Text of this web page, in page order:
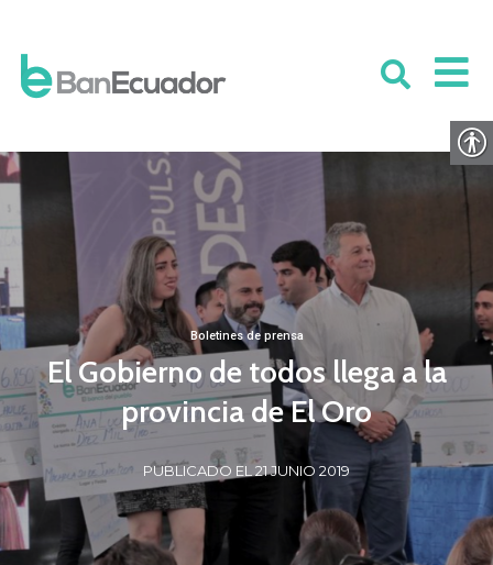
Boletines de prensa
El Gobierno de todos llega a la
provincia de El Oro
PUBLICADO EL 21 JUNIO 2019